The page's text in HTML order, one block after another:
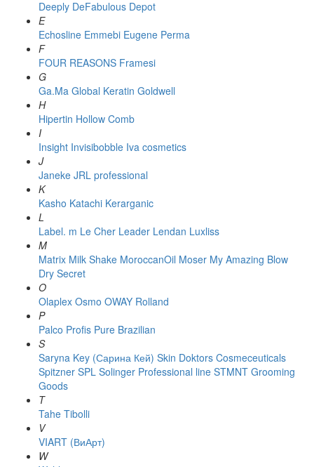
Deeply DeFabulous Depot
E
Echosline Emmebi Eugene Perma
F
FOUR REASONS Framesi
G
Ga.Ma Global Keratin Goldwell
H
Hipertin Hollow Comb
I
Insight Invisibobble Iva cosmetics
J
Janeke JRL professional
K
Kasho Katachi Kerarganic
L
Label. m Le Cher Leader Lendan Luxliss
M
Matrix Milk Shake MoroccanOil Moser My Amazing Blow
Dry Secret
O
Olaplex Osmo OWAY Rolland
P
Palco Profis Pure Brazilian
S
Saryna Key (Сарина Кей) Skin Doktors Cosmeceuticals
Spitzner SPL Solinger Professional line STMNT Grooming
Goods
T
Tahe Tibolli
V
VIART (ВиАрт)
W